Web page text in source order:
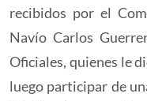
recibidos por el
Navío Carlos
Oficiales, quienes le
luego participar de